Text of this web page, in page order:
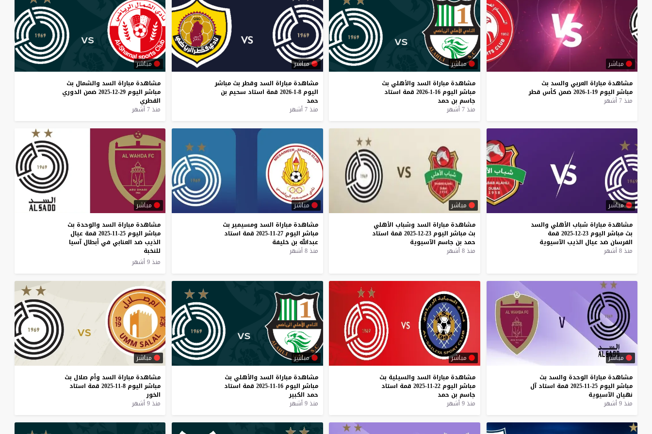
مباشر
مشاهدة مباراة العربي والسد بث
مباشر اليوم 19-1-2026 ضمن كأس قطر
منذ 7 أشهر
مباشر
مشاهدة مباراة السد والأهلي بث
مباشر اليوم 16-1-2026 قمة استاد
جاسم بن حمد
منذ 7 أشهر
مباشر
مشاهدة مباراة السد وقطر بث مباشر
اليوم 8-1-2026 قمة استاد سحيم بن
حمد
منذ 7 أشهر
مباشر
مشاهدة مباراة السد والشمال بث
مباشر اليوم 29-12-2025 ضمن الدوري
القطري
منذ 7 أشهر
مباشر
مشاهدة مباراة شباب الأهلي والسد
بث مباشر اليوم 23-12-2025
قمة
الفرسان ضد عيال الذيب الآسيوية
منذ 8 أشهر
مباشر
مشاهدة مباراة السد وشباب الأهلي
بث مباشر اليوم 23-12-2025 قمة استاد
حمد بن جاسم الآسيوية
منذ 8 أشهر
مباشر
مشاهدة مباراة السد ومسيمير بث
مباشر اليوم 27-11-2025 قمة استاد
عبدالله بن خليفة
منذ 8 أشهر
مباشر
مشاهدة مباراة السد والوحدة بث
مباشر اليوم 25-11-2025 قمة عيال
الذيب ضد العنابي في أبطال آسيا
للنخبة
منذ 9 أشهر
مباشر
مشاهدة مباراة الوحدة والسد بث
مباشر اليوم 25-11-2025 قمة استاد آل
نهيان الآسيوية
منذ 9 أشهر
مباشر
مشاهدة مباراة السد والسيلية بث
مباشر اليوم 22-11-2025 قمة استاد
جاسم بن حمد
منذ 9 أشهر
مباشر
مشاهدة مباراة السد والأهلي بث
مباشر اليوم 16-11-2025 قمة استاد
حمد الكبير
منذ 9 أشهر
مباشر
مشاهدة مباراة السد وأم صلال بث
مباشر اليوم 8-11-2025 قمة استاد
الخور
منذ 9 أشهر